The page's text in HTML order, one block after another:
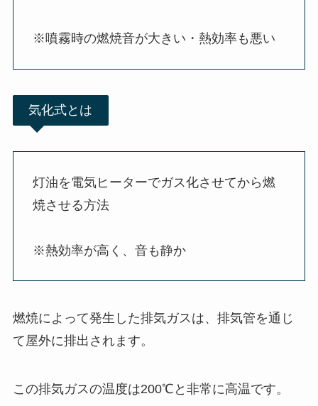
※噴霧時の燃焼音が大きい・熱効率も悪い
気化式とは
灯油を電気ヒーターでガス化させてから燃
焼させる方法
※熱効率が高く、音も静か
燃焼によって発生した排気ガスは、排気管を通じ
て屋外に排出されます。
この排気ガスの温度は200℃と非常に高温です。